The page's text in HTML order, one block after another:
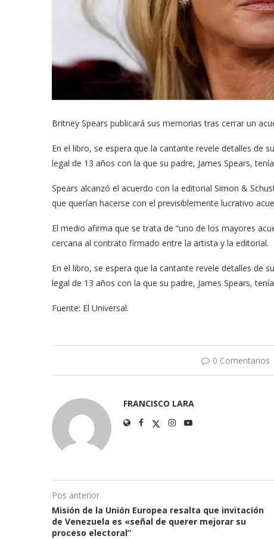
Britney Spears publicará sus memorias tras cerrar un
En el libro, se espera que la cantante revele detalles de
legal de 13 años con la que su padre, James Spears,
Spears alcanzó el acuerdo con la editorial Simon &
que querían hacerse con el previsiblemente lucrativo
El medio afirma que se trata de “uno de los mayores
cercana al contrato firmado entre la artista y la editorial.
En el libro, se espera que la cantante revele detalles de
legal de 13 años con la que su padre, James Spears,
Fuente: El Universal.
0 Comentarios
FRANCISCO LARA
Pos anterior
Misión de la Unión Europea resalta que invitación
de Venezuela es «señal de querer mejorar su
proceso electoral”